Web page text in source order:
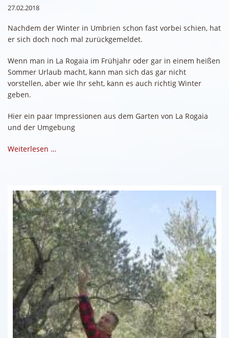
27.02.2018
Nachdem der Winter in Umbrien schon fast vorbei schien, hat
er sich doch noch mal zurückgemeldet.
Wenn man in La Rogaia im Frühjahr oder gar in einem heißen
Sommer Urlaub macht, kann man sich das gar nicht
vorstellen, aber wie Ihr seht, kann es auch richtig Winter
geben.
Hier ein paar Impressionen aus dem Garten von La Rogaia
und der Umgebung
Weiterlesen …